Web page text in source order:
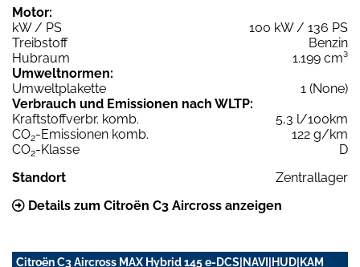
Motor:
kW / PS
100 kW / 136 PS
Treibstoff
Benzin
Hubraum
1.199 cm³
Umweltnormen:
Umweltplakette
1 (None)
Verbrauch und Emissionen nach WLTP:
Kraftstoffverbr. komb.
5,3 l/100km
CO2-Emissionen komb.
122 g/km
CO2-Klasse
D
Standort
Zentrallager
Details zum Citroën C3 Aircross anzeigen
Citroën C3 Aircross MAX Hybrid 145 e-DCS|NAVI|HUD|KAM